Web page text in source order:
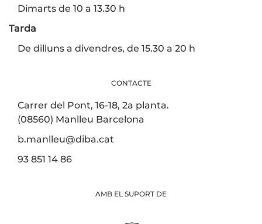
Dimarts de 10 a 13.30 h
Tarda
De dilluns a divendres, de 15.30 a 20 h
CONTACTE
Carrer del Pont, 16-18, 2a planta.
(08560) Manlleu Barcelona
b.manlleu@diba.cat
93 851 14 86
AMB EL SUPORT DE